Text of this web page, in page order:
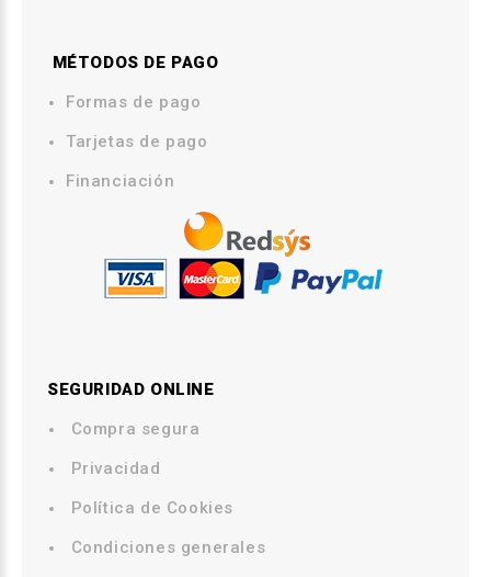
MÉTODOS DE PAGO
Formas de pago
Tarjetas de pago
Financiación
SEGURIDAD ONLINE
Compra segura
Privacidad
Política de Cookies
Condiciones generales